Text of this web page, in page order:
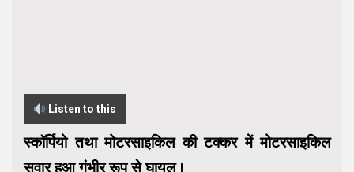
Listen to this
स्कॉर्पियो तथा मोटरसाइकिल की टक्कर में मोटरसाइकिल
सवार हुआ गंभीर रूप से घायल।